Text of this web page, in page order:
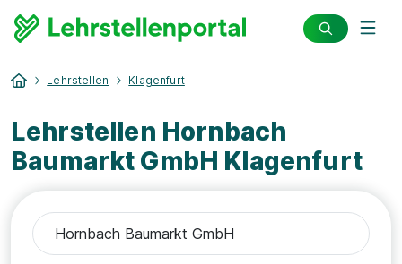
Lehrstellen Klagenfurt
Lehrstellen Hornbach
Baumarkt GmbH Klagenfurt